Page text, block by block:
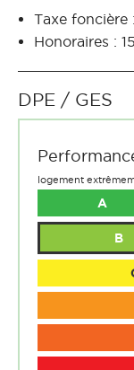
Taxe foncière
Honoraires :
DPE / GES
logement
A
B